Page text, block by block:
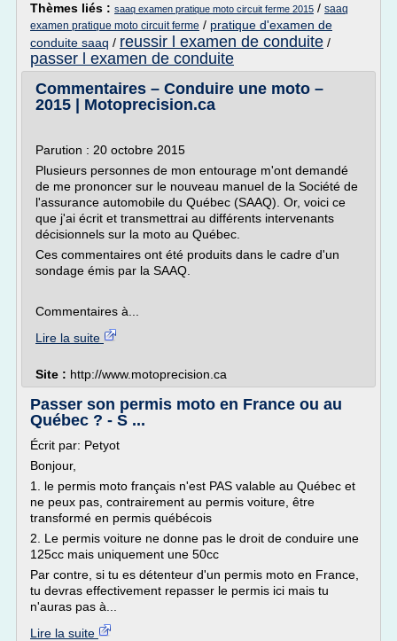
Thèmes liés : saaq examen pratique moto circuit ferme 2015 / saaq
examen pratique moto circuit ferme / pratique d'examen de
conduite saaq / reussir l examen de conduite /
passer l examen de conduite
Commentaires – Conduire une moto –
2015 | Motoprecision.ca
Parution : 20 octobre 2015
Plusieurs personnes de mon entourage m'ont demandé
de me prononcer sur le nouveau manuel de la Société de
l'assurance automobile du Québec (SAAQ). Or, voici ce
que j'ai écrit et transmettrai au différents intervenants
décisionnels sur la moto au Québec.
Ces commentaires ont été produits dans le cadre d'un
sondage émis par la SAAQ.
Commentaires à...
Lire la suite
Site : http://www.motoprecision.ca
Passer son permis moto en France ou au
Québec ? - S ...
Écrit par: Petyot
Bonjour,
1. le permis moto français n'est PAS valable au Québec et
ne peux pas, contrairement au permis voiture, être
transformé en permis québécois
2. Le permis voiture ne donne pas le droit de conduire une
125cc mais uniquement une 50cc
Par contre, si tu es détenteur d'un permis moto en France,
tu devras effectivement repasser le permis ici mais tu
n'auras pas à...
Lire la suite